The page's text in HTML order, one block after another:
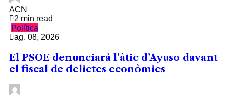
ACN
2 min read
Política
ag. 08, 2026
El PSOE denunciarà l’àtic d’Ayuso davant
el fiscal de delictes econòmics